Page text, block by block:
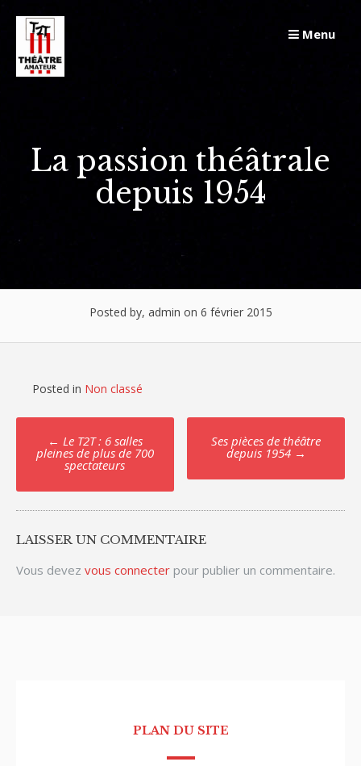
content
Menu
La passion théâtrale
depuis 1954
Posted by, admin on 6 février 2015
Posted in Non classé
Post
navigation
← Le T2T : 6 salles
pleines de plus de 700
spectateurs
Ses pièces de théâtre
depuis 1954 →
LAISSER UN COMMENTAIRE
Vous devez vous connecter pour publier un commentaire.
PLAN DU SITE